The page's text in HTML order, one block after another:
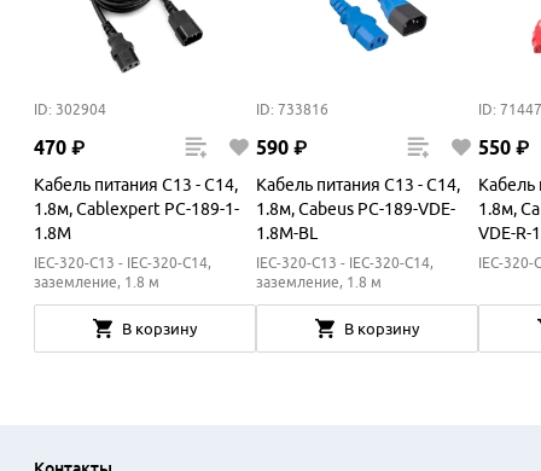
ID: 302904
470 ₽
Кабель питания C13 - C14,
1.8м, Cablexpert PC-189-1-
1.8M
IEC-320-C13 - IEC-320-C14,
заземление, 1.8 м
В корзину
ID: 733816
590 ₽
Кабель питания C13 - C14,
1.8м, Cabeus PC-189-VDE-
1.8M-BL
IEC-320-C13 - IEC-320-C14,
заземление, 1.8 м
В корзину
ID:
550 ₽
Кабель
1.8м,
VDE-R-
IEC-320-